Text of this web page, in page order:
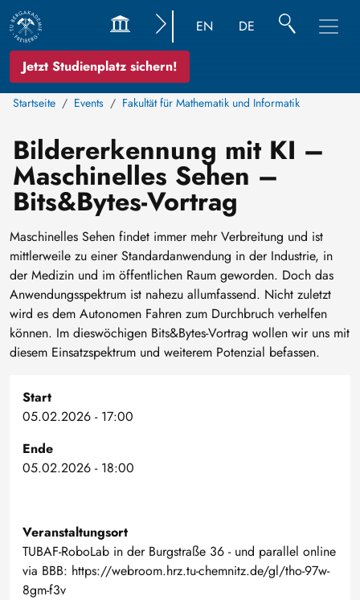
Jetzt Studienplatz sichern!
EN DE
Startseite Events Fakultät für Mathematik und Informatik
Bildererkennung mit KI –
Maschinelles Sehen –
Bits&Bytes-Vortrag
Maschinelles Sehen findet immer mehr Verbreitung und ist
mittlerweile zu einer Standardanwendung in der Industrie, in
der Medizin und im öffentlichen Raum geworden. Doch das
Anwendungsspektrum ist nahezu allumfassend. Nicht zuletzt
wird es dem Autonomen Fahren zum Durchbruch verhelfen
können. Im dieswöchigen Bits&Bytes-Vortrag wollen wir uns mit
diesem Einsatzspektrum und weiterem Potenzial befassen.
Start
05.02.2026 - 17:00
Ende
05.02.2026 - 18:00
Veranstaltungsort
TUBAF-RoboLab in der Burgstraße 36 - und parallel online
via BBB: https://webroom.hrz.tu-chemnitz.de/gl/tho-97w-
8gm-f3v